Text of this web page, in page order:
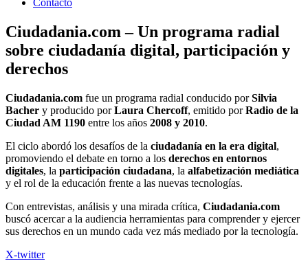
Contacto
Ciudadania.com – Un programa radial
sobre ciudadanía digital, participación y
derechos
Ciudadania.com fue un programa radial conducido porSilvia
Bacher y producido porLaura Chercoff, emitido porRadio de la
Ciudad AM 1190 entre los años 2008 y 2010.
El ciclo abordó los desafíos de la ciudadanía en la era digital,
promoviendo el debate en torno a los derechos en entornos
digitales, la participación ciudadana, la alfabetización mediática
y el rol de la educación frente a las nuevas tecnologías.
Con entrevistas, análisis y una mirada crítica, Ciudadania.com
buscó acercar a la audiencia herramientas para comprender y ejercer
sus derechos en un mundo cada vez más mediado por la tecnología.
X-twitter